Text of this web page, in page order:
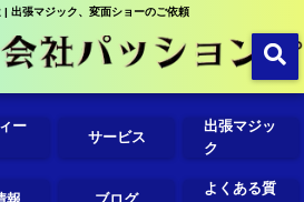
| 出張マジック、変面ショーのご依頼
ー
サービス
出張マジッ
ク
よくある質